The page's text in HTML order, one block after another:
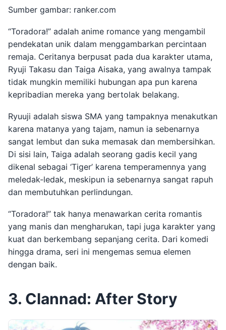
Sumber gambar: ranker.com
“Toradora!” adalah anime romance yang mengambil
pendekatan unik dalam menggambarkan percintaan
remaja. Ceritanya berpusat pada dua karakter utama,
Ryuji Takasu dan Taiga Aisaka, yang awalnya tampak
tidak mungkin memiliki hubungan apa pun karena
kepribadian mereka yang bertolak belakang.
Ryuuji adalah siswa SMA yang tampaknya menakutkan
karena matanya yang tajam, namun ia sebenarnya
sangat lembut dan suka memasak dan membersihkan.
Di sisi lain, Taiga adalah seorang gadis kecil yang
dikenal sebagai ‘Tiger’ karena temperamennya yang
meledak-ledak, meskipun ia sebenarnya sangat rapuh
dan membutuhkan perlindungan.
“Toradora!” tak hanya menawarkan cerita romantis
yang manis dan mengharukan, tapi juga karakter yang
kuat dan berkembang sepanjang cerita. Dari komedi
hingga drama, seri ini mengemas semua elemen
dengan baik.
3. Clannad: After Story